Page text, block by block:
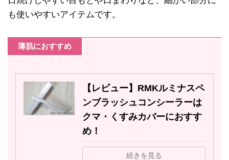
も使いやすいアイテムです。
薄肌におすすめ
【レビュー】RMKルミナスペ
ンブラッシュコンシーラーは
クマ・くすみカバーにおすす
め！
続きを見る